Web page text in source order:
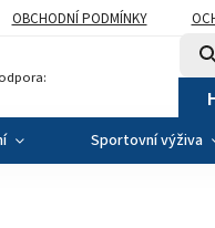
OBCHODNÍ PODMÍNKY
Sportovní výživa